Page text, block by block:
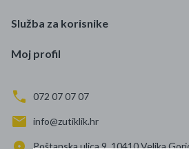
Služba za korisnike
Moj profil
072 07 07 07
info@zutiklik.hr
Poštanska ulica 9, 10410 Velika